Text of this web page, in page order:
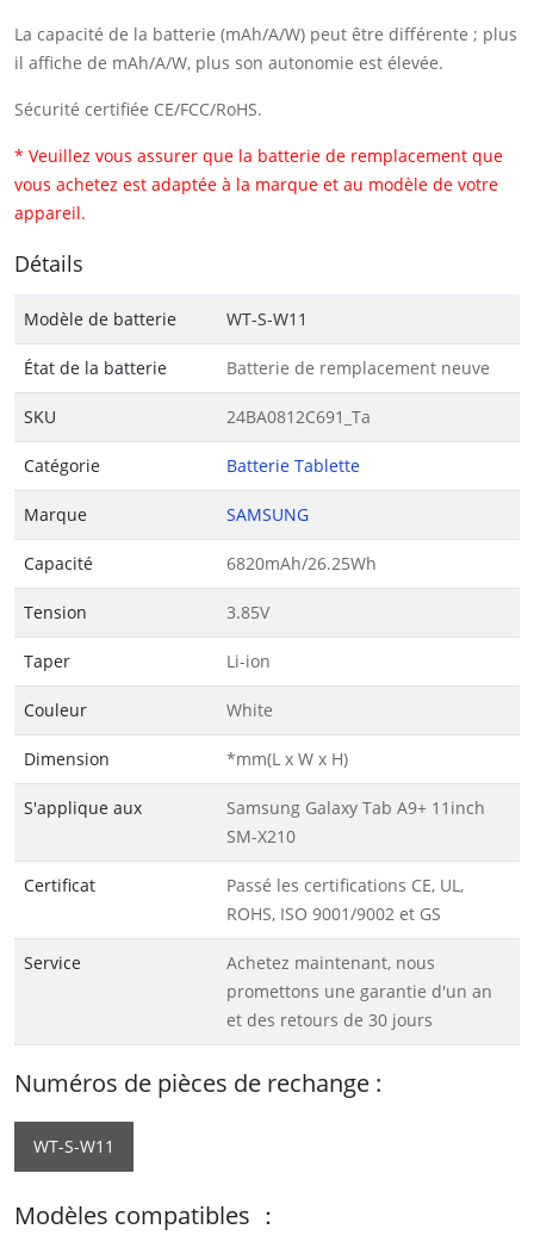
La capacité de la batterie (mAh/A/W) peut être différente ; plus
il affiche de mAh/A/W, plus son autonomie est élevée.
Sécurité certifiée CE/FCC/RoHS.
* Veuillez vous assurer que la batterie de remplacement que
vous achetez est adaptée à la marque et au modèle de votre
appareil.
Détails
Modèle de batterie WT-S-W11
État de la batterie Batterie de remplacement neuve
SKU 24BA0812C691_Ta
Catégorie Batterie Tablette
Marque SAMSUNG
Capacité 6820mAh/26.25Wh
Tension 3.85V
Taper Li-ion
Couleur White
Dimension *mm(L x W x H)
S'applique aux
Samsung Galaxy Tab A9+ 11inch
SM-X210
Certificat
Passé les certifications CE, UL,
ROHS, ISO 9001/9002 et GS
Service
Achetez maintenant, nous
promettons une garantie d'un an
et des retours de 30 jours
Numéros de pièces de rechange :
WT-S-W11
Modèles compatibles ：